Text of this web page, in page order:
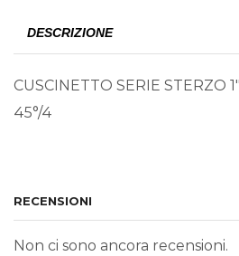
DESCRIZIONE
CUSCINETTO SERIE STERZO
45°/4
RECENSIONI
Non ci sono ancora recensioni.